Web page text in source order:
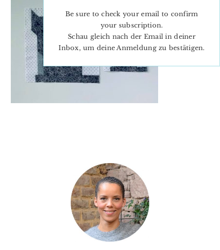
Be sure to check your email to confirm
your subscription.
Schau gleich nach der Email in deiner
Inbox, um deine Anmeldung zu bestätigen.